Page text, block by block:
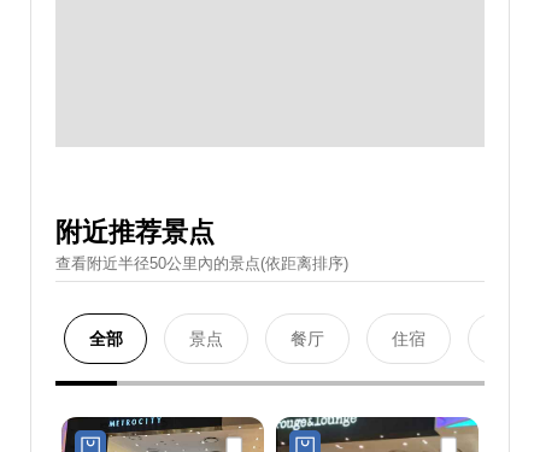
附近推荐景点
查看附近半径50公里內的景点(依距离排序)
全部 景点 餐厅 住宿